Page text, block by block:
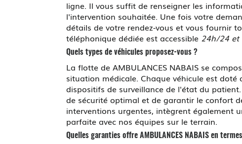
ligne. Il vous suffit de renseigner les
l'intervention souhaitée. Une fois votre
détails de votre rendez-vous et vous fournir
téléphonique dédiée est accessible 24h/24
Quels types de véhicules proposez-vous ?
La flotte de AMBULANCES NABAIS se
situation médicale. Chaque véhicule est
dispositifs de surveillance de l'état du
de sécurité optimal et de garantir le confort
interventions urgentes, intègrent également
parfaite avec nos équipes sur le terrain.
Quelles garanties offre AMBULANCES NABAIS en